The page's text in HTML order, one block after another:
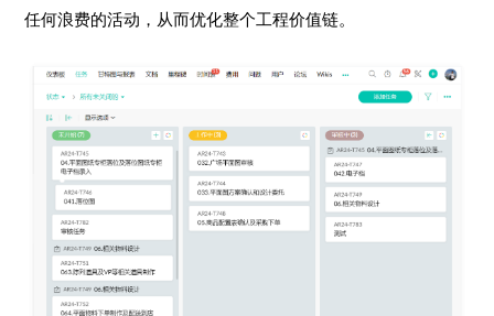
任何浪费的活动，从而优化整个工程价值链。